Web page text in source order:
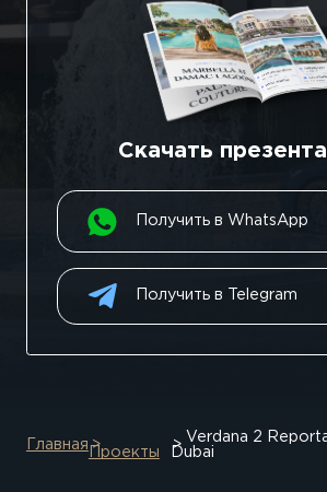
Скачать
Получить в WhatsApp
Получить в Telegram
Главная
Проекты
Verdana 2
Dubai